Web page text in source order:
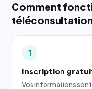
Comment
1
Inscription
Vos informations